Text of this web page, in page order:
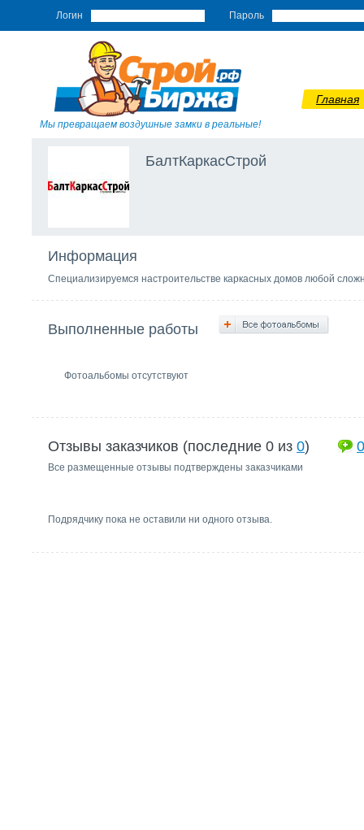
Логин Пароль
Мы превращаем воздушные замки в реальные!
Главная
БалтКаркасСтрой
Информация
Специализируемся настроительстве каркасных домов любой
Выполненные работы
Фотоальбомы отсутствуют
Отзывы заказчиков (последние 0 из 0) 0
Все размещенные отзывы подтверждены заказчиками
Подрядчику пока не оставили ни одного отзыва.